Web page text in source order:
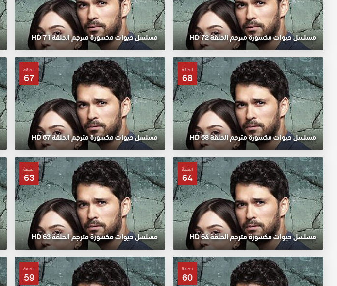
مسلسل حيوات مكسورة مترجم الحلقة 72 HD مسلسل حيوات مكسورة مترجم الحلقة 71 HD
الحلقة
68
مسلسل حيوات مكسورة مترجم الحلقة 68 HD
الحلقة
67
مسلسل حيوات مكسورة مترجم الحلقة 67 HD
الحلقة
64
مسلسل حيوات مكسورة مترجم الحلقة 64 HD
الحلقة
63
مسلسل حيوات مكسورة مترجم الحلقة 63 HD
الحلقة
60
الحلقة
59